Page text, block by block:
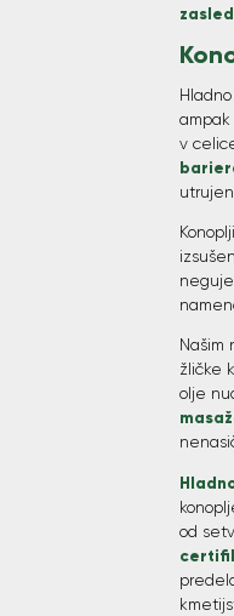
ampak
v
Našim
žličke
olje
od